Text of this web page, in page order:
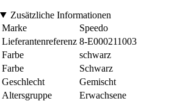
Zusätzliche Informationen
Marke
Speedo
Lieferantenreferenz 8-E000211003
Farbe
schwarz
Farbe
Schwarz
Geschlecht
Gemischt
Altersgruppe
Erwachsene